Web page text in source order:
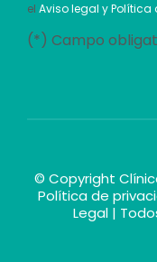
el Aviso legal y
(*) Campo
© Copyright
Política de
Legal|